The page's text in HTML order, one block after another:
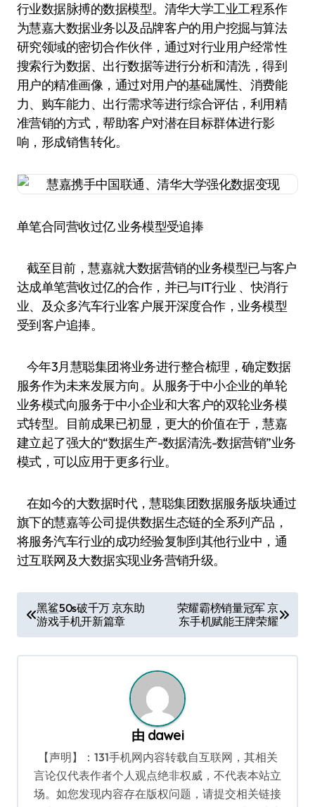
行业数据脉搏的数据模型。清华大学工业工程系作
为慧嘉大数据业务以及品牌客户的用户挖掘与算法
研究领域的密切合作伙伴，通过对行业用户经常性
搜索行为数据、出行数据等进行分析和清洗，得到
用户的精准画像，通过对用户的基础属性、消费能
力、购车能力、出行需求等进行综合评估，利用精
准营销的方式，帮助客户对潜在目标群体进行影
响，形成销售转化。
单笔合同营收过亿 业务模型受追捧
截至目前，慧嘉就大数据营销的业务模型已与客户
达成单笔营收过亿的合作，并已与IT行业 、快消行
业、及众多汽车行业客户展开深度合作，业务模型
受到客户追捧。
今年3月慧聪集团将业务进行整合梳理，确定数据
服务作为未来发展方向。从服务于中小企业的单轮
业务模式向服务于中小企业和大客户的双轮业务模
式转型。目前成果已初显，更大的价值在于，慧嘉
建立起了强大的“数据生产-数据清洗-数据营销”业务
模式，可以应用于更多行业。
在如今的大数据时代，慧聪集团数据服务版块通过
旗下的慧嘉等公司提供数据生态链的全系列产品，
将服务汽车行业的成功经验复制到其他行业中，通
过互联网及大数据实现业务营销升级。
章
导
黑鲨50s破千万 京东助
游戏手机开新篇章
荣耀霸榜销量冠军 京
东手机赋能王牌荣耀
由 dawei
【声明】：131手机网内容转载自互联网，其相关
言论仅代表作者个人观点绝非权威，不代表本站立
场。如您发现内容存在版权问题，请提交相关链接